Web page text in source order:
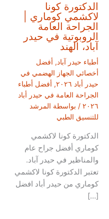
الدكتورة كونا
لاكشمي كوماري |
الجراحة العامة
الروبوتية في حيدر
آباد، الهند
أطباء حيدر آباد, أفضل
أخصائي الجهاز الهضمي في
حيدر أباد ٢٠٢٦
, أفضل أطباء
الجراحة العامة في حيدر أباد
٢٠٢٦ / بواسطة المرشد
للتنسيق الطبي
الدكتورة كونا لاكشمي
كوماري أفضل جراح عام
والمناظير في حيدر آباد.
تعتبر الدكتورة كونا لاكشمي
كوماري من حيدر أباد افضل
[…]